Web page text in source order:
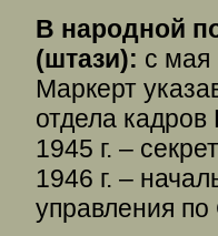
В народной
(штази): с мая
Маркерт
отдела
1945 г. –
1946 г. –
управления